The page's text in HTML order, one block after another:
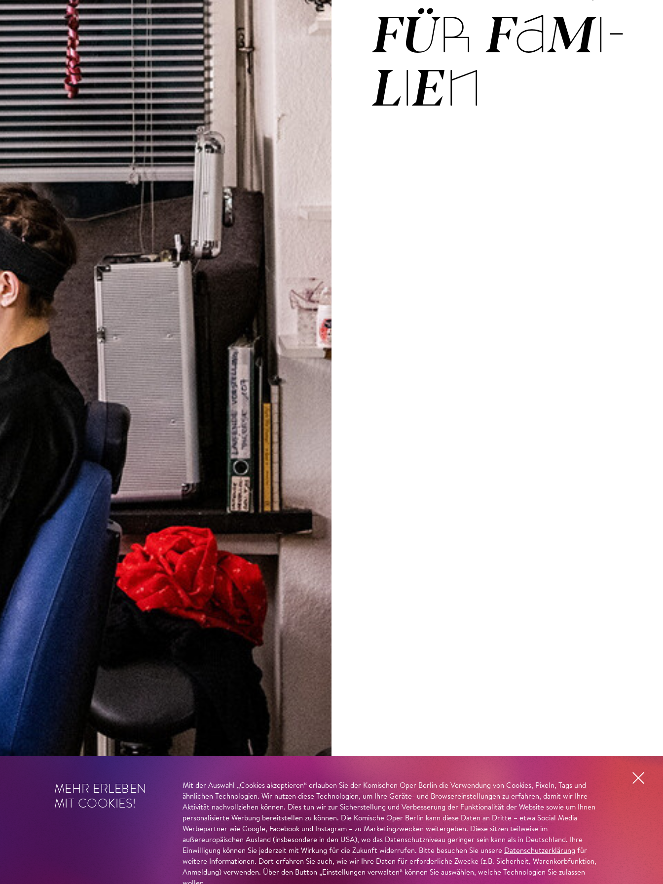
FÜR FA­MI­
LIEN
MEHR ERLEBEN
MIT COOKIES!
Mit der Auswahl „Cookies akzeptieren“ erlauben Sie der Komischen Oper Berlin die Verwendung von Cookies, Pixeln, Tags und
ähnlichen Technologien. Wir nutzen diese Technologien, um Ihre Geräte- und Browsereinstellungen zu erfahren, damit wir Ihre
Aktivität nachvollziehen können. Dies tun wir zur Sicherstellung und Verbesserung der Funktionalität der Website sowie um Ihnen
personalisierte Werbung bereitstellen zu können. Die Komische Oper Berlin kann diese Daten an Dritte – etwa Social Media
Werbepartner wie Google, Facebook und Instagram – zu Marketingzwecken weitergeben. Diese sitzen teilweise im
außereuropäischen Ausland (insbesondere in den USA), wo das Datenschutzniveau geringer sein kann als in Deutschland. Ihre
Einwilligung können Sie jederzeit mit Wirkung für die Zukunft widerrufen. Bitte besuchen Sie unsere Datenschutzerklärung für
weitere Informationen. Dort erfahren Sie auch, wie wir Ihre Daten für erforderliche Zwecke (z.B. Sicherheit, Warenkorbfunktion,
Anmeldung) verwenden. Über den Button „Einstellungen verwalten“ können Sie auswählen, welche Technologien Sie zulassen